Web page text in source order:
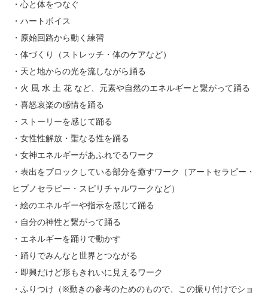
・心と体をつなぐ
・ハートボイス
・原始回路から動く練習
・体づくり（ストレッチ・体のケアなど）
・天と地からの光を流しながら踊る
・火 風 水 土 花 など、元素や自然のエネルギーと繋がって踊る
・喜怒哀楽の感情を踊る
・ストーリーを感じて踊る
・女性性解放・聖なる性を踊る
・女神エネルギーがあふれでるワーク
・表出をブロックしている部分を癒すワーク（アートセラピー・
ヒプノセラピー・スピリチャルワークなど）
・絵のエネルギーや指示を感じて踊る
・自分の神性と繋がって踊る
・エネルギーを踊りで動かす
・踊りでみんなと世界とつながる
・即興だけど形もきれいに見えるワーク
・ふりつけ（※動きの参考のためのもので、この振り付けでショ